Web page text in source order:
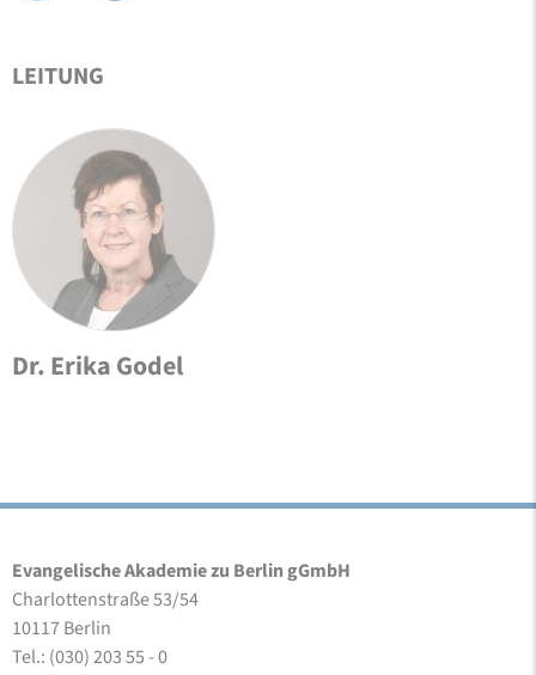
LEITUNG
Dr. Erika Godel
Evangelische Akademie zu Berlin gGmbH
Charlottenstraße 53/54
10117 Berlin
Tel.: (030) 203 55 - 0